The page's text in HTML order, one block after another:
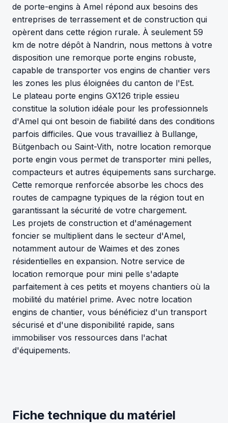
de porte-engins à Amel répond aux besoins des
entreprises de terrassement et de construction qui
opèrent dans cette région rurale. À seulement 59
km de notre dépôt à Nandrin, nous mettons à votre
disposition une remorque porte engins robuste,
capable de transporter vos engins de chantier vers
les zones les plus éloignées du canton de l'Est.
Le plateau porte engins GX126 triple essieu
constitue la solution idéale pour les professionnels
d'Amel qui ont besoin de fiabilité dans des conditions
parfois difficiles. Que vous travailliez à Bullange,
Bütgenbach ou Saint-Vith, notre location remorque
porte engin vous permet de transporter mini pelles,
compacteurs et autres équipements sans surcharge.
Cette remorque renforcée absorbe les chocs des
routes de campagne typiques de la région tout en
garantissant la sécurité de votre chargement.
Les projets de construction et d'aménagement
foncier se multiplient dans le secteur d'Amel,
notamment autour de Waimes et des zones
résidentielles en expansion. Notre service de
location remorque pour mini pelle s'adapte
parfaitement à ces petits et moyens chantiers où la
mobilité du matériel prime. Avec notre location
engins de chantier, vous bénéficiez d'un transport
sécurisé et d'une disponibilité rapide, sans
immobiliser vos ressources dans l'achat
d'équipements.
Fiche technique du matériel